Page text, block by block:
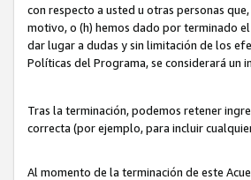
con respecto a usted u otras personas
motivo, o (h) hemos dado por terminado
dar lugar a dudas y sin limitación de los
Políticas del Programa, se considerará
Tras la terminación, podemos retener
correcta (por ejemplo, para incluir
Al momento de la terminación de este